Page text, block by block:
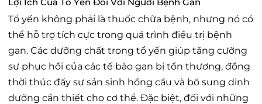
Tổ yến không phải là thuốc chữa bệnh, nhưng nó có
thể hỗ trợ tích cực trong quá trình điều trị bệnh
gan. Các dưỡng chất trong tổ yến giúp tăng cường
sự phục hồi của các tế bào gan bị tổn thương, đồng
thời thúc đẩy sự sản sinh hồng cầu và bổ sung dinh
dưỡng cần thiết cho cơ thể. Đặc biệt, đối với những